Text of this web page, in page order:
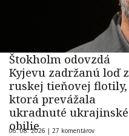
Štokholm odovzdá
Kyjevu zadržanú loď z
ruskej tieňovej flotily,
ktorá prevážala
ukradnuté ukrajinské
obilie
06. 08. 2026 | 27 komentárov